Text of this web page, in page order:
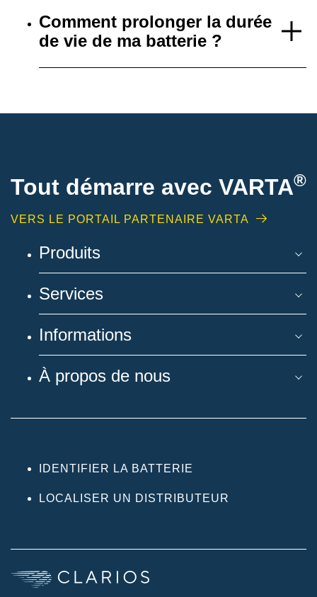
Comment prolonger la durée
de vie de ma batterie ?
Tout démarre avec VARTA®
VERS LE PORTAIL PARTENAIRE VARTA
Produits
Services
Informations
À propos de nous
IDENTIFIER LA BATTERIE
LOCALISER UN DISTRIBUTEUR